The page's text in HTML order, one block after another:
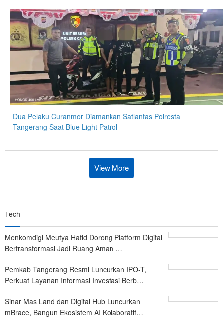
Dua Pelaku Curanmor Diamankan Satlantas Polresta
Tangerang Saat Blue Light Patrol
View More
Tech
Menkomdigi Meutya Hafid Dorong Platform Digital
Bertransformasi Jadi Ruang Aman …
Pemkab Tangerang Resmi Luncurkan IPO-T,
Perkuat Layanan Informasi Investasi Berb…
Sinar Mas Land dan Digital Hub Luncurkan
mBrace, Bangun Ekosistem AI Kolaboratif…